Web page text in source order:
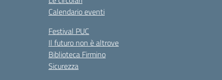
Calendario eventi
Festival PUC
Il futuro non è altrove
Biblioteca Firmino
Sicurezza